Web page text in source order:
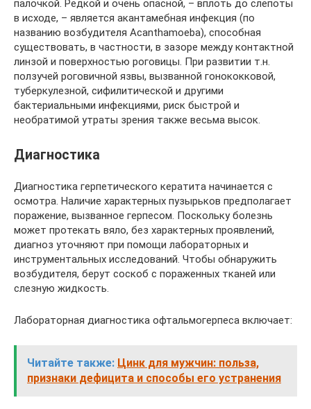
палочкой. Редкой и очень опасной, – вплоть до слепоты
в исходе, – является акантамебная инфекция (по
названию возбудителя Acanthamoeba), способная
существовать, в частности, в зазоре между контактной
линзой и поверхностью роговицы. При развитии т.н.
ползучей роговичной язвы, вызванной гонококковой,
туберкулезной, сифилитической и другими
бактериальными инфекциями, риск быстрой и
необратимой утраты зрения также весьма высок.
Диагностика
Диагностика герпетического кератита начинается с
осмотра. Наличие характерных пузырьков предполагает
поражение, вызванное герпесом. Поскольку болезнь
может протекать вяло, без характерных проявлений,
диагноз уточняют при помощи лабораторных и
инструментальных исследований. Чтобы обнаружить
возбудителя, берут соскоб с пораженных тканей или
слезную жидкость.
Лабораторная диагностика офтальмогерпеса включает:
Читайте также: Цинк для мужчин: польза,
признаки дефицита и способы его устранения